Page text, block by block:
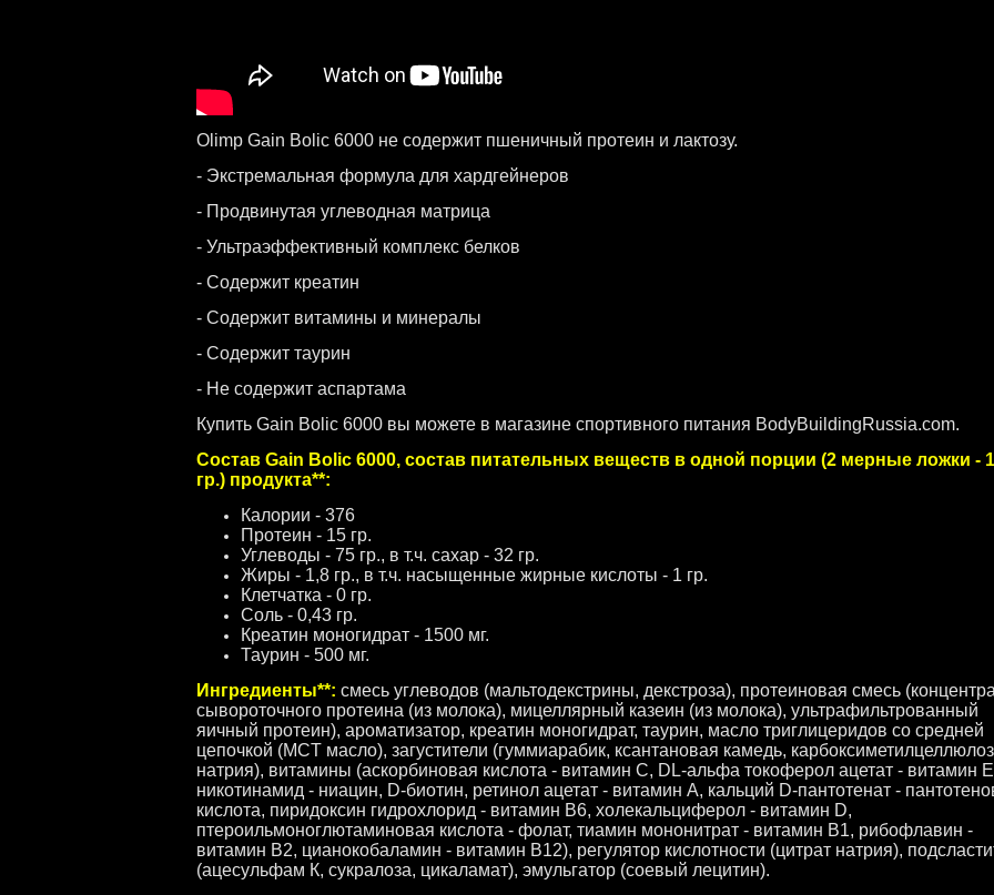
Olimp Gain Bolic 6000 не содержит пшеничный протеин и лактозу.
- Экстремальная формула для хардгейнеров
- Продвинутая углеводная матрица
- Ультраэффективный комплекс белков
- Содержит креатин
- Содержит витамины и минералы
- Содержит таурин
- Не содержит аспартама
Купить Gain Bolic 6000 вы можете в магазине спортивного питания BodyBuildingRussia.com.
Состав Gain Bolic 6000, состав питательных веществ в одной порции (2 мерные ложки -
гр.) продукта**:
Калории - 376
Протеин - 15 гр.
Углеводы - 75 гр., в т.ч. сахар - 32 гр.
Жиры - 1,8 гр., в т.ч. насыщенные жирные кислоты - 1 гр.
Клетчатка - 0 гр.
Соль - 0,43 гр.
Креатин моногидрат - 1500 мг.
Таурин - 500 мг.
Ингредиенты**: смесь углеводов (мальтодекстрины, декстроза), протеиновая смесь
сывороточного протеина (из молока), мицеллярный казеин (из молока), ультрафильтрованный
яичный протеин), ароматизатор, креатин моногидрат, таурин, масло триглицеридов со средней
цепочкой (MCT масло), загустители (гуммиарабик, ксантановая камедь,
натрия), витамины (аскорбиновая кислота - витамин С, DL-альфа токоферол ацетат - витамин
никотинамид - ниацин, D-биотин, ретинол ацетат - витамин А, кальций D-пантотенат -
кислота, пиридоксин гидрохлорид - витамин В6, холекальциферол - витамин D,
птероильмоноглютаминовая кислота - фолат, тиамин мононитрат - витамин В1, рибофлавин -
витамин В2, цианокобаламин - витамин В12), регулятор кислотности (цитрат натрия),
(ацесульфам К, сукралоза, цикаламат), эмульгатор (соевый лецитин).